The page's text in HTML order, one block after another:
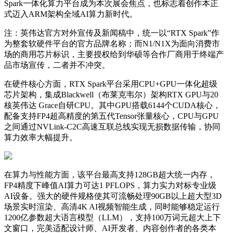
Spark一体化算力平台成为本次展会焦点，也标志着创作本正
式迈入ARM架构全域AI算力新时代。
注：英伟达官方对外宣传及新闻稿中，统一以“RTX Spark”作
为整套软硬件平台的官方品牌名称；而N1/N1X为面向消费市
场的商用芯片标识，主要授权给到华硕等合作厂商用于终端产
品市场宣传，二者并不冲突。
在硬件核心方面，RTX Spark平台采用CPU+GPU一体化超级
芯片架构，集成Blackwell（布莱克韦尔）架构RTX GPU与20
核英伟达 Grace自研CPU。其中GPU搭载6144个CUDA核心，
配备支持FP4超高精度的第五代Tensor张量核心，CPU与GPU
之间通过NVLink-C2C高速互联总线实现无损数据传输，协同
算力效率大幅提升。
在算力与性能方面，该平台最高支持128GB超大统一内存，
FP4精度下峰值AI算力可达1 PFLOPS，算力实力对标专业级
AI设备。强大的硬件规格使其可流畅处理90GB以上超大型3D
场景实时渲染、高清4K AI视频智能生成，同时能够稳定运行
1200亿参数超大语言模型（LLM），支持100万词元超大上下
文窗口，完美适配设计师、AI开发者、内容创作者的各类本